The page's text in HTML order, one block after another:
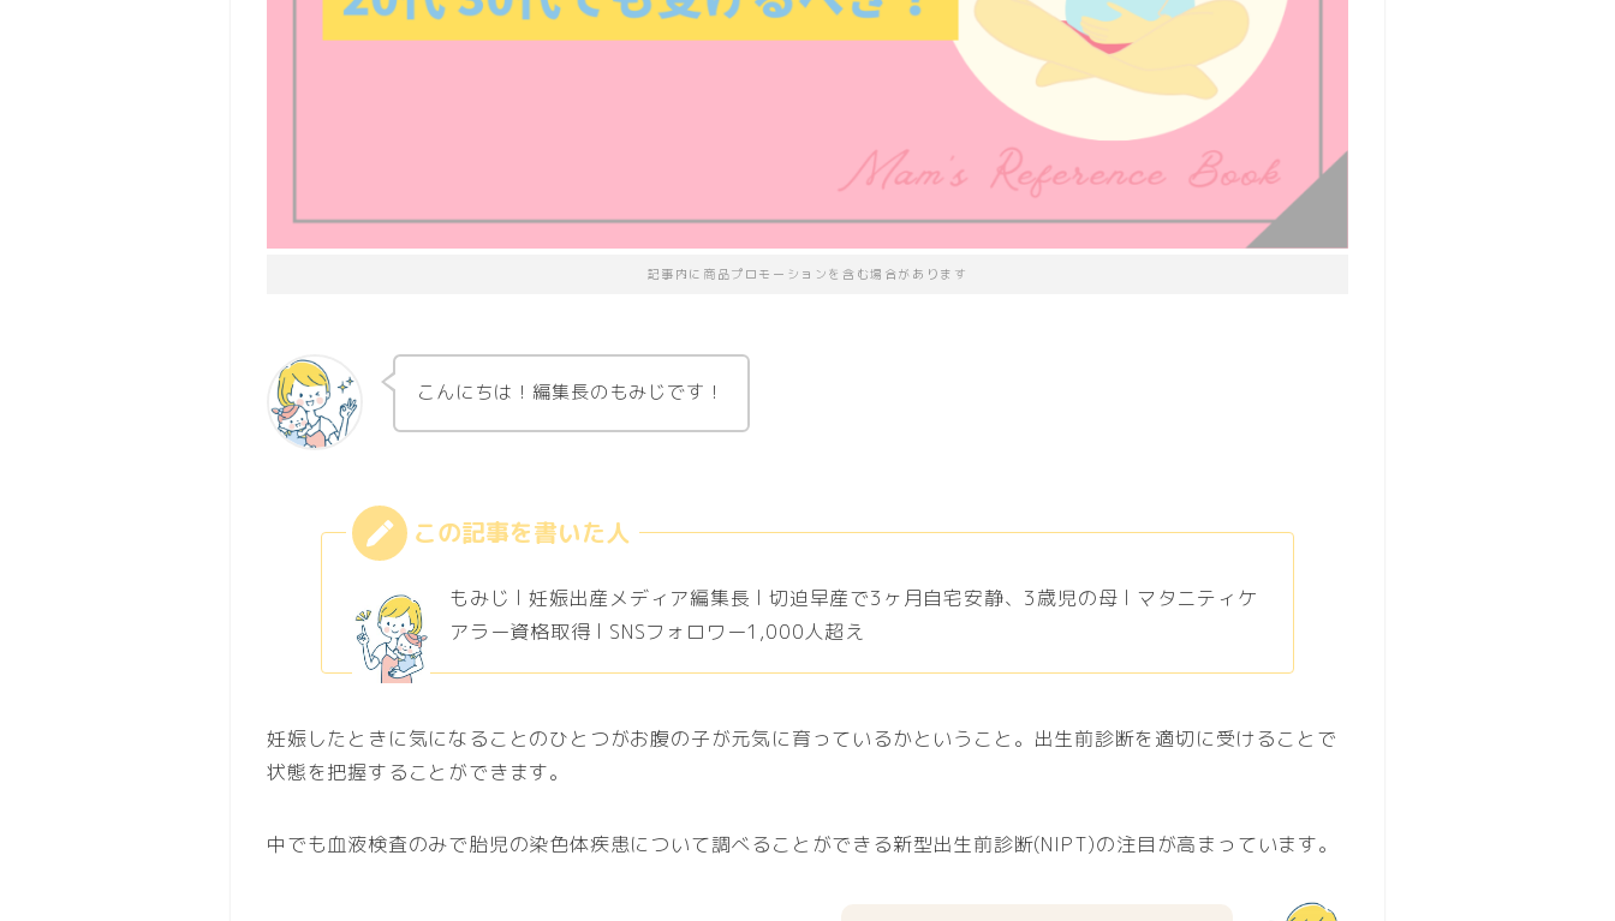
記事内に商品プロモーションを含む場合があります
こんにちは！編集長のもみじです！
もみじ l 妊娠出産メディア編集長 l 切迫早産で3ヶ月自宅安静、3歳児の母 l マタニティケ
アラー資格取得 l SNSフォロワー1,000人超え
妊娠したときに気になることのひとつがお腹の子が元気に育っているかということ。出生前診断を適切に受けることで
状態を把握することができます。
中でも血液検査のみで胎児の染色体疾患について調べることができる新型出生前診断(NIPT)の注目が高まっています。